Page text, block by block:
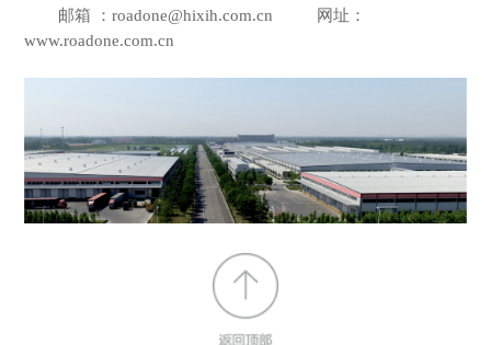
邮箱 ：roadone@hixih.com.cn 网址：
www.roadone.com.cn